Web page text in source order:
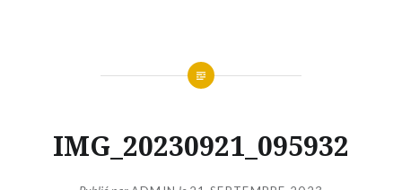
IMG_20230921_095932